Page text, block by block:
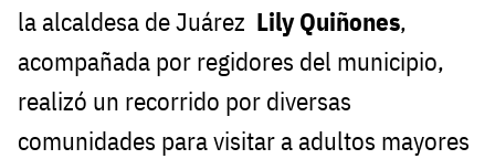
la alcaldesa de Juárez Lily Quiñones,
acompañada por regidores del municipio,
realizó un recorrido por diversas
comunidades para visitar a adultos mayores